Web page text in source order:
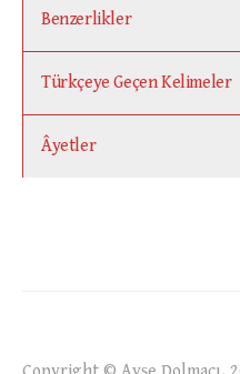
Benzerlikler
Türkçeye Geçen Kelimeler
Âyetler